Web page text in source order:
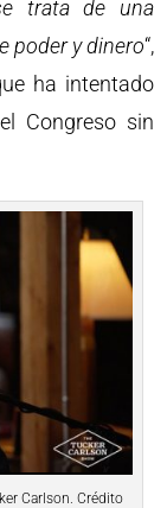
trata de una
poder y dinero“,
ha intentado
Congreso sin
Carlson. Crédito